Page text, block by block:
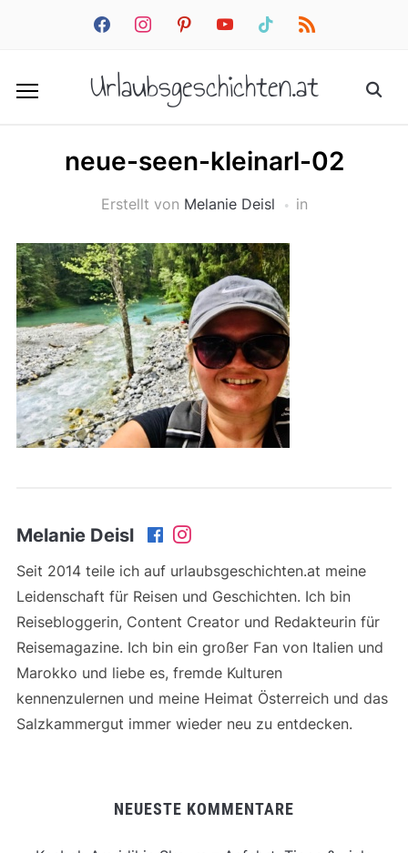
facebookinstagrampinterestyoutube tiktok rss
Urlaubsgeschichten.at
neue-seen-kleinarl-02
Erstellt von Melanie Deisl in
Melanie Deisl
Seit 2014 teile ich auf urlaubsgeschichten.at meine
Leidenschaft für Reisen und Geschichten. Ich bin
Reisebloggerin, Content Creator und Redakteurin für
Reisemagazine. Ich bin ein großer Fan von Italien und
Marokko und liebe es, fremde Kulturen
kennenzulernen und meine Heimat Österreich und das
Salzkammergut immer wieder neu zu entdecken.
NEUESTE KOMMENTARE